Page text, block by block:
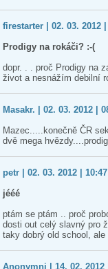
firestarter | 02. 03. 2012 |
Prodigy na rokáči? :-(
dopr. . . proč Prodigy na
život a nesnážím debilní
Masakr. | 02. 03. 2012 |
Mazec.....konečně ČR
dvě mega
petr | 02. 03. 2012 |
jééé
ptám se ptám .. proč
dosti out celý slavný pro
taky dobrý old school,
Anonymni | 14. 02. 2012